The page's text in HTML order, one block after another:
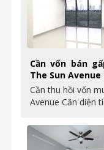
Cần vốn bán
The Sun
Cần thu hồi vốn
Avenue Căn diện